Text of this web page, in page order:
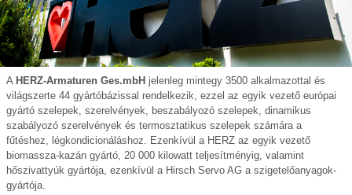
A HERZ-Armaturen Ges.mbH jelenleg mintegy 3500 alkalmazottal és
világszerte 44 gyártóbázissal rendelkezik, ezzel az egyik vezető európai
gyártó szelepek, szerelvények, beszabályozó szelepek, dinamikus
szabályozó szerelvények és termosztatikus szelepek számára a
fűtéshez, légkondicionáláshoz. Ezenkívül a HERZ az egyik vezető
biomassza-kazán gyártó, 20 000 kilowatt teljesítményig, valamint
hőszivattyúk gyártója, ezenkívül a Hirsch Servo AG a szigetelőanyagok-
gyártója.